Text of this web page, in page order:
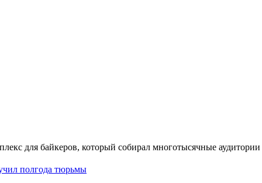
для байкеров, который собирал многотысячные аудитории
полгода тюрьмы